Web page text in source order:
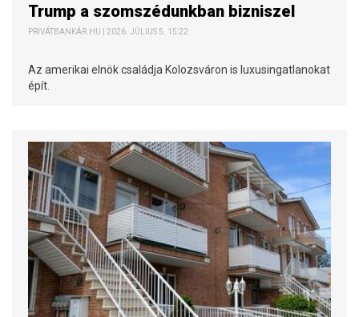
Trump a szomszédunkban bizniszel
PRIVÁTBANKÁR.HU | 2026. JÚLIUS 5. 15:22
Az amerikai elnök családja Kolozsváron is luxusingatlanokat
épít.